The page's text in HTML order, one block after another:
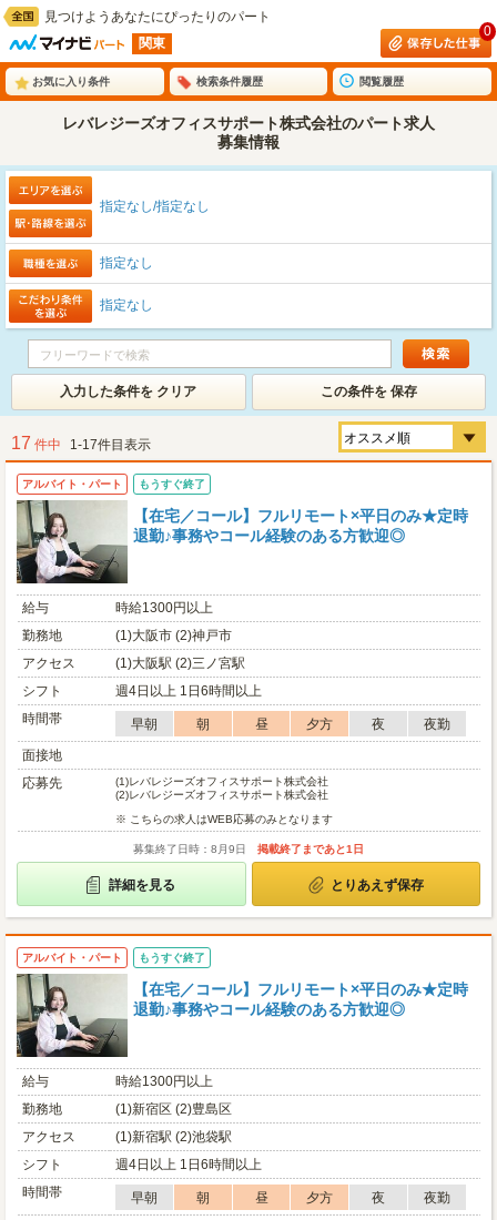
見つけようあなたにぴったりのパート
関東
0
お気に入り条件 検索条件履歴 閲覧履歴
レバレジーズオフィスサポート株式会社のパート求人
募集情報
指定なし/指定なし
指定なし
指定なし
入力した条件を クリア この条件を 保存
17 件中 1-17件目表示
アルバイト・パート もうすぐ終了
【在宅／コール】フルリモート×平日のみ★定時
退勤♪事務やコール経験のある方歓迎◎
給与
時給1300円以上
勤務地
(1)大阪市 (2)神戸市
アクセス
(1)大阪駅 (2)三ノ宮駅
シフト
週4日以上 1日6時間以上
時間帯
早朝 朝 昼 夕方 夜
夜勤
面接地
応募先
(1)レバレジーズオフィスサポート株式会社
(2)レバレジーズオフィスサポート株式会社
※ こちらの求人はWEB応募のみとなります
募集終了日時：8月9日 掲載終了まであと1日
詳細を見る とりあえず保存
アルバイト・パート もうすぐ終了
【在宅／コール】フルリモート×平日のみ★定時
退勤♪事務やコール経験のある方歓迎◎
給与
時給1300円以上
勤務地
(1)新宿区 (2)豊島区
アクセス
(1)新宿駅 (2)池袋駅
シフト
週4日以上 1日6時間以上
時間帯
早朝 朝 昼 夕方 夜
夜勤